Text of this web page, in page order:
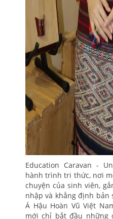
Education Caravan -
hành trình tri thức, nơi
chuyện của sinh viên,
nhập và khẳng định bản
Á Hậu Hoàn Vũ Việt
mới chỉ bắt đầu những